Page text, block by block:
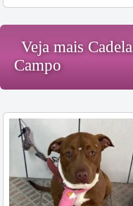
Veja mais
Campo